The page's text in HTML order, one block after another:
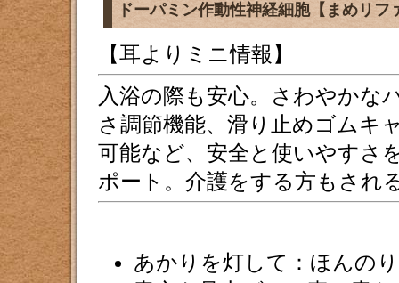
ドーパミン作動性神経細胞【まめリフ
【耳よりミニ情報】
入浴の際も安心。さわやかな
さ調節機能、滑り止めゴムキ
可能など、安全と使いやすさ
ポート。介護をする方もされ
あかりを灯して：ほんの